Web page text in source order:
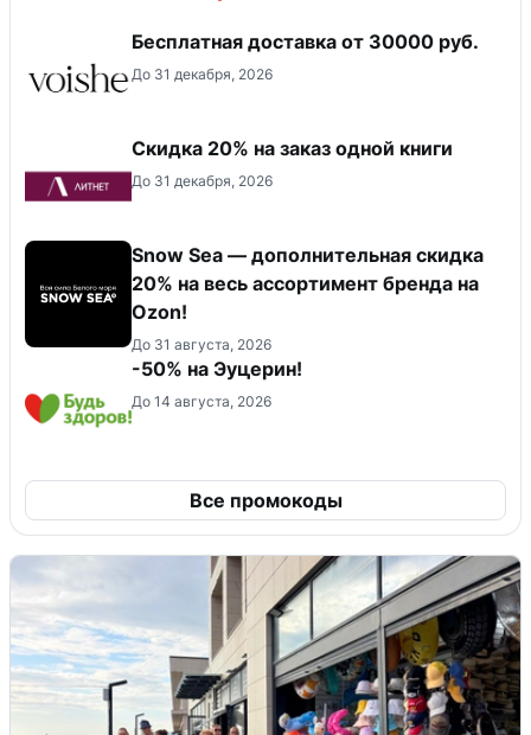
Бесплатная доставка от 30000 руб.
До 31 декабря, 2026
Скидка 20% на заказ одной книги
До 31 декабря, 2026
Snow Sea — дополнительная скидка
20% на весь ассортимент бренда на
Ozon!
До 31 августа, 2026
-50% на Эуцерин!
До 14 августа, 2026
Все промокоды